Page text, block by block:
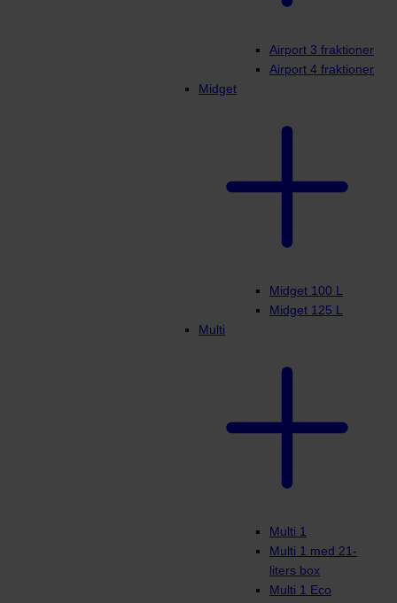
Airport 3 fraktioner
Airport 4 fraktioner
Midget
Midget 100 L
Midget 125 L
Multi
Multi 1
Multi 1 med 21-
liters box
Multi 1 Eco